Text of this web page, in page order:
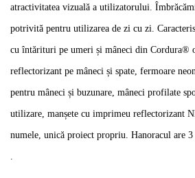
atractivitatea vizuală a utilizatorului.
potrivită pentru utilizarea de zi cu zi.
cu întărituri pe umeri și mâneci din Cordura®
reflectorizant pe mâneci și spate, fermoare
pentru mâneci și buzunare, mâneci profilate
utilizare, manșete cu imprimeu reflectorizant
numele, unică proiect propriu. Hanoracul are